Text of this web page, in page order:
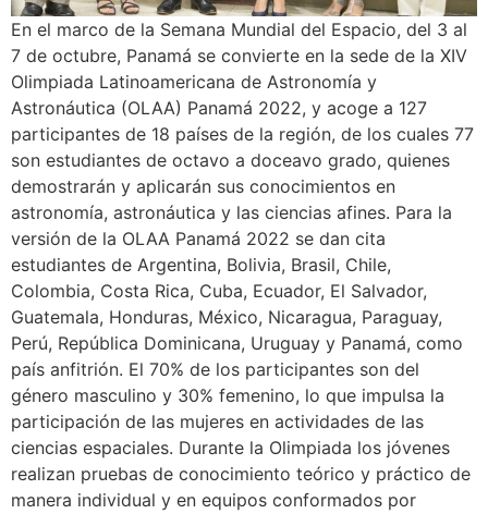
En el marco de la Semana Mundial del Espacio, del 3 al
7 de octubre, Panamá se convierte en la sede de la XIV
Olimpiada Latinoamericana de Astronomía y
Astronáutica (OLAA) Panamá 2022, y acoge a 127
participantes de 18 países de la región, de los cuales 77
son estudiantes de octavo a doceavo grado, quienes
demostrarán y aplicarán sus conocimientos en
astronomía, astronáutica y las ciencias afines. Para la
versión de la OLAA Panamá 2022 se dan cita
estudiantes de Argentina, Bolivia, Brasil, Chile,
Colombia, Costa Rica, Cuba, Ecuador, El Salvador,
Guatemala, Honduras, México, Nicaragua, Paraguay,
Perú, República Dominicana, Uruguay y Panamá, como
país anfitrión. El 70% de los participantes son del
género masculino y 30% femenino, lo que impulsa la
participación de las mujeres en actividades de las
ciencias espaciales. Durante la Olimpiada los jóvenes
realizan pruebas de conocimiento teórico y práctico de
manera individual y en equipos conformados por